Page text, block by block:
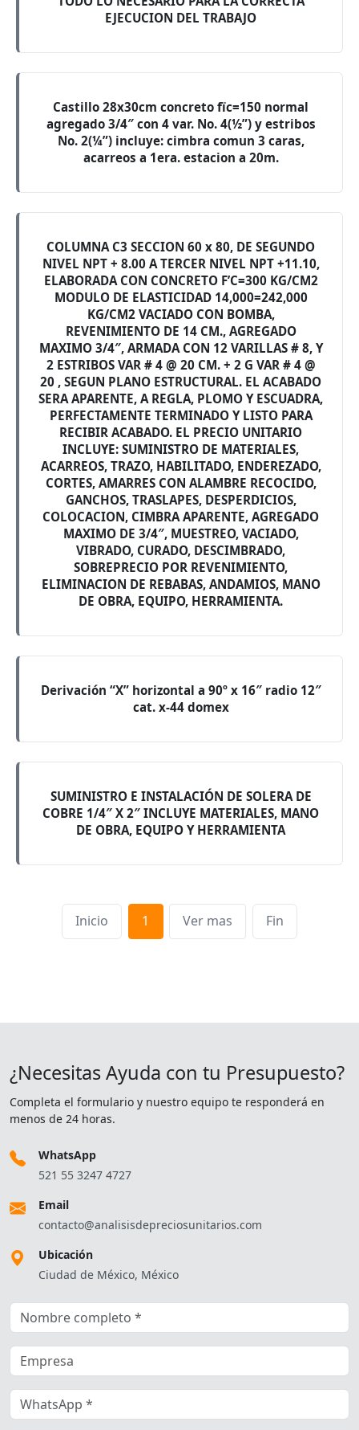
EJECUCION DEL TRABAJO
Castillo 28x30cm concreto fïc=150 normal
agregado 3/4″ con 4 var. No. 4(½”) y estribos
No. 2(¼”) incluye: cimbra comun 3 caras,
acarreos a 1era. estacion a 20m.
COLUMNA C3 SECCION 60 x 80, DE SEGUNDO
NIVEL NPT + 8.00 A TERCER NIVEL NPT +11.10,
ELABORADA CON CONCRETO F’C=300 KG/CM2
MODULO DE ELASTICIDAD 14,000=242,000
KG/CM2 VACIADO CON BOMBA,
REVENIMIENTO DE 14 CM., AGREGADO
MAXIMO 3/4″, ARMADA CON 12 VARILLAS # 8, Y
2 ESTRIBOS VAR # 4 @ 20 CM. + 2 G VAR # 4 @
20 , SEGUN PLANO ESTRUCTURAL. EL ACABADO
SERA APARENTE, A REGLA, PLOMO Y ESCUADRA,
PERFECTAMENTE TERMINADO Y LISTO PARA
RECIBIR ACABADO. EL PRECIO UNITARIO
INCLUYE: SUMINISTRO DE MATERIALES,
ACARREOS, TRAZO, HABILITADO, ENDEREZADO,
CORTES, AMARRES CON ALAMBRE RECOCIDO,
GANCHOS, TRASLAPES, DESPERDICIOS,
COLOCACION, CIMBRA APARENTE, AGREGADO
MAXIMO DE 3/4″, MUESTREO, VACIADO,
VIBRADO, CURADO, DESCIMBRADO,
SOBREPRECIO POR REVENIMIENTO,
ELIMINACION DE REBABAS, ANDAMIOS, MANO
DE OBRA, EQUIPO, HERRAMIENTA.
Derivación “X” horizontal a 90º x 16″ radio 12″
cat. x-44 domex
SUMINISTRO E INSTALACIÓN DE SOLERA DE
COBRE 1/4″ X 2″ INCLUYE MATERIALES, MANO
DE OBRA, EQUIPO Y HERRAMIENTA
Inicio 1 Ver mas Fin
¿Necesitas Ayuda con tu Presupuesto?
Completa el formulario y nuestro equipo te responderá en
menos de 24 horas.
WhatsApp
521 55 3247 4727
Email
contacto@analisisdepreciosunitarios.com
Ubicación
Ciudad de México, México